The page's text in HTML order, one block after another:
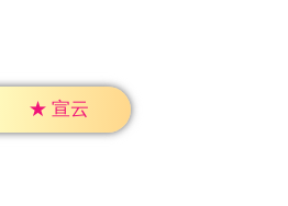
★ 宣云